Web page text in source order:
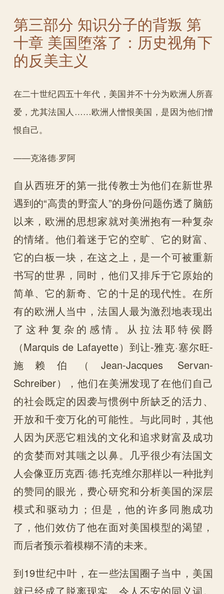
第三部分 知识分子的背叛 第
十章 美国堕落了：历史视角下
的反美主义
在二十世纪四五十年代，美国并不十分为欧洲人所喜
爱，尤其法国人……欧洲人憎恨美国，是因为他们憎
恨自己。
——克洛德·罗阿
自从西班牙的第一批传教士为他们在新世界
遇到的“高贵的野蛮人”的身份问题伤透了脑筋
以来，欧洲的思想家就对美洲抱有一种复杂
的情绪。他们着迷于它的空旷、它的财富、
它的白板一块，在这之上，是一个可被重新
书写的世界，同时，他们又排斥于它原始的
简单、它的新奇、它的十足的现代性。在所
有的欧洲人当中，法国人最为激烈地表现出
了这种复杂的感情。从拉法耶特侯爵
（Marquis de Lafayette）到让-雅克·塞尔旺-
施赖伯（Jean-Jacques Servan-
Schreiber），他们在美洲发现了在他们自己
的社会既定的因袭与惯例中所缺乏的活力、
开放和千变万化的可能性。与此同时，其他
人因为厌恶它粗浅的文化和追求财富及成功
的贪婪而对其嗤之以鼻。几乎很少有法国文
人会像亚历克西·德·托克维尔那样以一种批判
的赞同的眼光，费心研究和分析美国的深层
模式和驱动力；但是，他的许多同胞成功
了，他们效仿了他在面对美国模型的渴望，
而后者预示着模糊不清的未来。
到19世纪中叶，在一些法国圈子当中，美国
就已经成了脱离现实、令人不安的同义词。